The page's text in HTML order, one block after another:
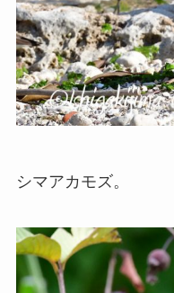
シマアカモズ。